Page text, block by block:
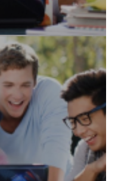
học tại Đức: Đưa ra
cụ thể của chương
kết quả tích cực
tương lai. Ví dụ: Nền
việc làm Nâng cao kỹ